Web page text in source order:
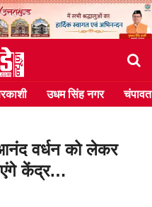
उधम सिंह नगर चंपावत
वर्धन को लेकर
केंद्र…